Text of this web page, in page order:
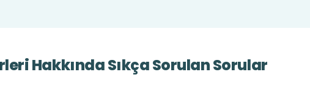
Hakkında Sıkça Sorulan Sorular